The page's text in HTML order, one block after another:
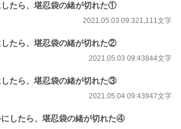
たら、堪忍袋の緒が切れた①
2021.05.03 09:321,111文字
たら、堪忍袋の緒が切れた②
2021.05.03 09:43844文字
たら、堪忍袋の緒が切れた③
2021.05.04 09:43947文字
したら、堪忍袋の緒が切れた④